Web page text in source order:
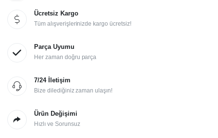
Ücretsiz Kargo
Tüm alışverişlerinizde kargo ücretsiz!
Parça Uyumu
Her zaman doğru parça
7/24 İletişim
Bize dilediğiniz zaman ulaşın!
Ürün Değişimi
Hızlı ve Sorunsuz